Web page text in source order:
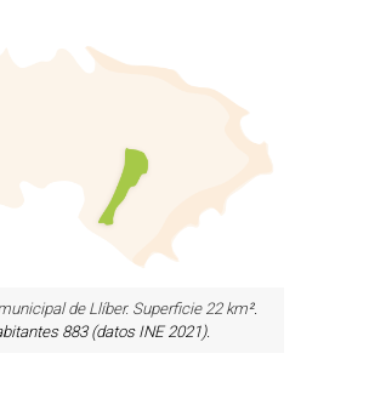
de Llíber. Superficie 22 km².
883 (datos INE 2021).